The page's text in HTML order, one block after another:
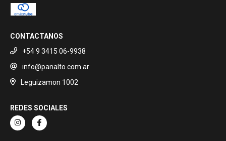
CONTACTANOS
+54 9 3415 06-9938
info@panalto.com.ar
Leguizamon 1002
REDES SOCIALES